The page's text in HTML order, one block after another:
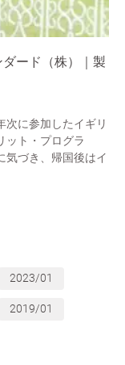
ード（株）｜製
次に参加したイギリ
ット・プログラ
気づき、帰国後はイ
2023/01
2019/01